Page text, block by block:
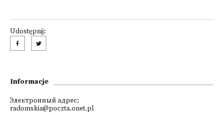
Udostępnij:
Informacje
Электронный адрес:
radomskia@poczta.onet.pl